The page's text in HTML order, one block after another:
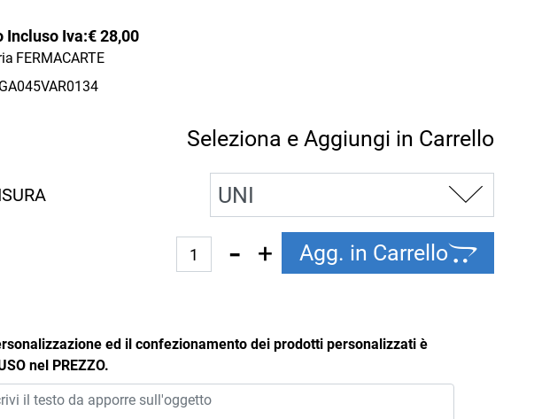
Incluso Iva:€ 28,00
FERMACARTE
GA045VAR0134
Seleziona e Aggiungi in Carrello
Quantità
Agg. in Carrello
ed il confezionamento dei prodotti personalizzati è
nel PREZZO.